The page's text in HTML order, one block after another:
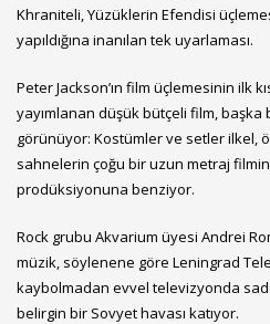
Khraniteli, Yüzüklerin Efendisi
yapıldığına inanılan tek uyarlaması.
Peter Jackson’ın film üçlemesinin ilk
yayımlanan düşük bütçeli film,
görünüyor: Kostümler ve setler ilkel,
sahnelerin çoğu bir uzun metraj
prodüksiyonuna benziyor.
Rock grubu Akvarium üyesi Andrei
müzik, söylenene göre Leningrad
kaybolmadan evvel televizyonda
belirgin bir Sovyet havası katıyor.